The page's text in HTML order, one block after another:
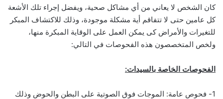
كان الشخص لا يعاني من أي مشاكل صحية، ويفضل إجراء تلك الأشعة
كل عامين حتى لا تتفاقم أية مشكلة موجودة، وذلك للاكتشاف المبكر
للتغيرات والأمراض كى يمكن العمل على الوقاية المبكرة منها،
ولخص المتخصصون هذه الفحوصات في التالي:
الفحوصات الخاصة بالسيدات:
1- فحوص عامة: الموجات فوق الصوتية على البطن والحوض وذلك